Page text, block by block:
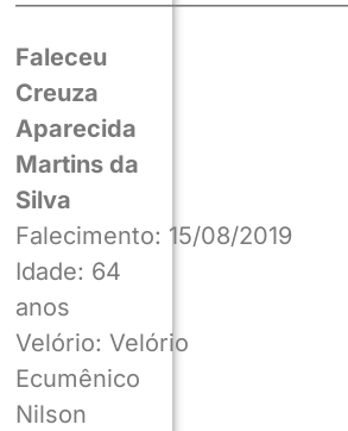
Faleceu
Creuza
Aparecida
Martins da
Silva
Falecimento: 15/08/2019
Idade: 64
anos
Velório: Velório
Ecumênico
Nilson